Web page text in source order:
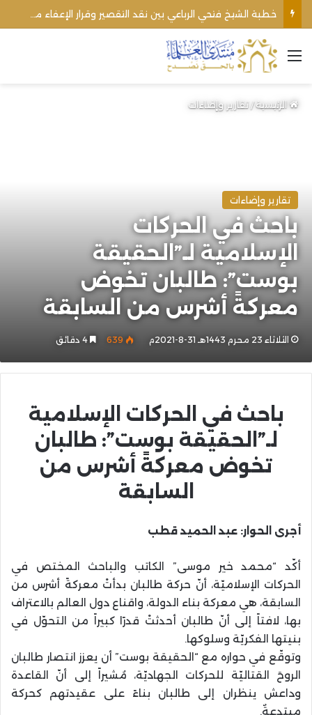
القائمة
الرئيسية/تقارير وإضاءات
تقارير وإضاءات
باحث في الحركات
الإسلامية لـ”الحقيقة
بوست”: طالبان تخوض
معركةً أشرس من السابقة
الثلاثاء 23 محرم 1443هـ 31-8-2021م 639
باحث في الحركات الإسلامية
لـ”الحقيقة بوست”: طالبان
تخوض معركةً أشرس من
السابقة
أجرى الحوار: عبد الحميد قطب
أكّد “محمد خير موسى” الكاتب والباحث المختص في
الحركات الإسلاميّة، أنّ حركة طالبان بدأتْ معركةً أشرس من
السابقة، هي معركة بناء الدولة، واقناع دول العالم بالاعتراف
بها، لافتاً إلى أنّ طالبان أحدثتْ قدرًا كبيراً من التحوّل في
بنيتها الفكريّة وسلوكها.
وتوقّع في حواره مع “الحقيقة بوست” أن يعزز انتصار طالبان
الروحَ القتاليّة للحركات الجهاديّة، مُشيراً إلى أنّ القاعدة
وداعش ينظران إلى طالبان بناءً على عقيدتهم كحركة
مبتدعةٌ.